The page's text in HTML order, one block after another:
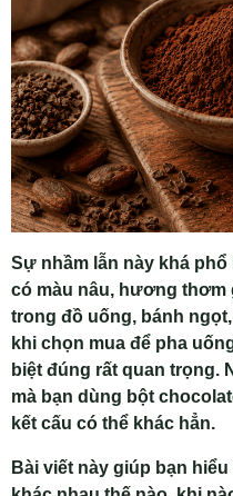
Sự nhầm lẫn này khá
có màu nâu, hương thơm
trong đồ uống, bánh
khi chọn mua để pha
biệt đúng rất quan trọng.
mà bạn dùng bột
kết cấu có thể khác hẳn.
Bài viết này giúp bạn